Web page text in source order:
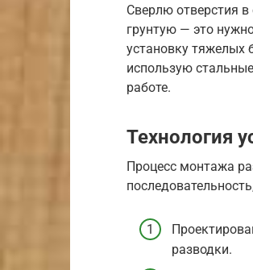
Сверлю отверстия в
грунтую — это
установку тяжелых
использую
работе.
Технология
Процесс монтажа
разводки.